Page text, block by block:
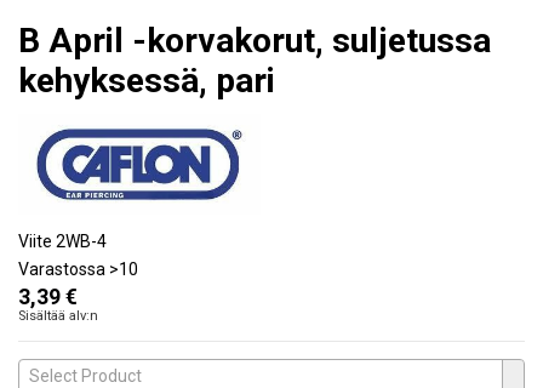
B April -korvakorut, suljetussa
kehyksessä, pari
Viite 2WB-4
Varastossa >10
3,39 €
Sisältää alv:n
Select Product